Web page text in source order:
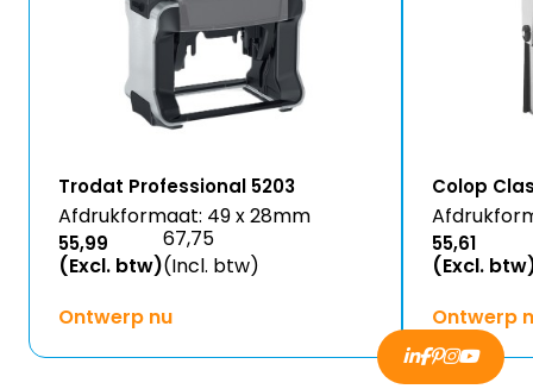
Trodat Professional 5203
Afdrukformaat: 49 x 28mm
55,99
(Excl. btw)
67,75
(Incl. btw)
Ontwerp nu
Colop
55,61
(Excl.
Ontwerp